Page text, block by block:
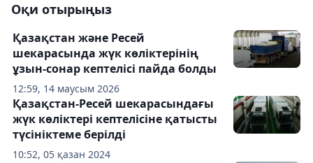
Оқи отырыңыз
12:59, 14 маусым 2026
Қазақстан және Ресей
шекарасында жүк көліктерінің
ұзын-сонар кептелісі пайда болды
10:52, 05 қазан 2024
Қазақстан-Ресей шекарасындағы
жүк көліктері кептелісіне қатысты
түсініктеме берілді